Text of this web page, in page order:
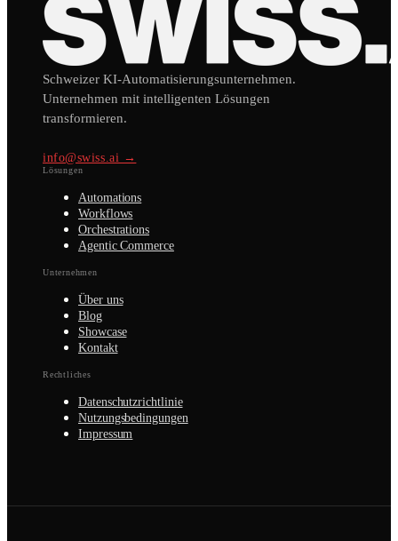
Schweizer KI-Automatisierungsunternehmen.
Unternehmen mit intelligenten Lösungen
transformieren.
info@swiss.ai →
Lösungen
Automations
Workflows
Orchestrations
Agentic Commerce
Unternehmen
Über uns
Blog
Showcase
Kontakt
Rechtliches
Datenschutzrichtlinie
Nutzungsbedingungen
Impressum